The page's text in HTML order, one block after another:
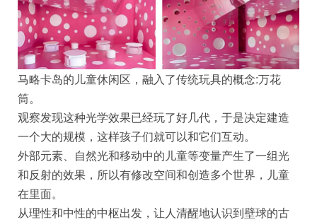
马略卡岛的儿童休闲区，融入了传统玩具的概念:万花
筒。
观察发现这种光学效果已经玩了好几代，于是决定建造
一个大的规模，这样孩子们就可以和它们互动。
外部元素、自然光和移动中的儿童等变量产生了一组光
和反射的效果，所以有修改空间和创造多个世界，儿童
在里面。
从理性和中性的中枢出发，让人清醒地认识到壁球的古